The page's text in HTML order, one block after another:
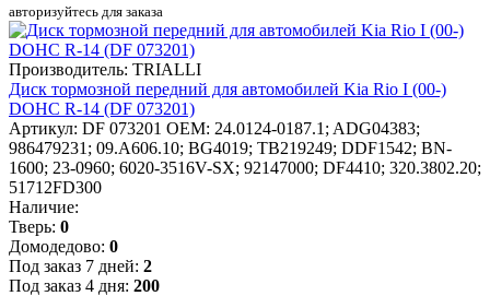
авторизуйтесь для заказа
Производитель: TRIALLI
Диск тормозной передний для автомобилей Kia Rio I (00-)
DOHC R-14 (DF 073201)
Артикул: DF 073201 OEM: 24.0124-0187.1; ADG04383;
986479231; 09.A606.10; BG4019; TB219249; DDF1542; BN-
1600; 23-0960; 6020-3516V-SX; 92147000; DF4410; 320.3802.20;
51712FD300
Наличие:
Тверь: 0
Домодедово: 0
Под заказ 7 дней: 2
Под заказ 4 дня: 200